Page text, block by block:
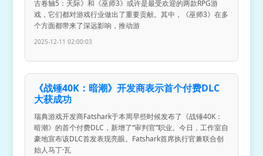
古卷轴5：天际》和《巫师3》或许是最受欢迎的两款RPG游
戏，它们都对游戏行业做出了重要贡献。其中，《巫师3》在多
个方面都带来了深远影响，推动游
2025-12-11 02:00:03
《战锤40K：暗潮》开发商表示首个付费DLC
大获成功
瑞典游戏开发商Fatshark于本周早些时候发布了《战锤40K：
暗潮》的首个付费DLC，新增了“审判官”职业。今日，工作室自
豪地宣布该DLC首发表现亮眼。Fatshark首席执行官兼联合创
始人马丁·瓦